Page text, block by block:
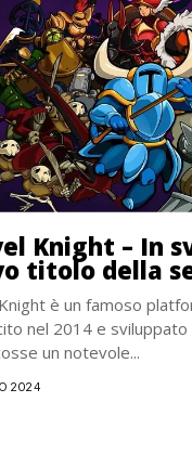
Knight – In
titolo della
è un famoso
nel 2014 e sviluppato
un notevole...
2024